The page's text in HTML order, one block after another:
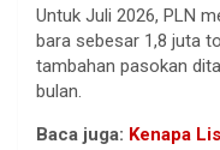
Untuk Juli 2026, PLN
bara sebesar 1,8 juta
tambahan pasokan
bulan.
Baca juga: Kenapa